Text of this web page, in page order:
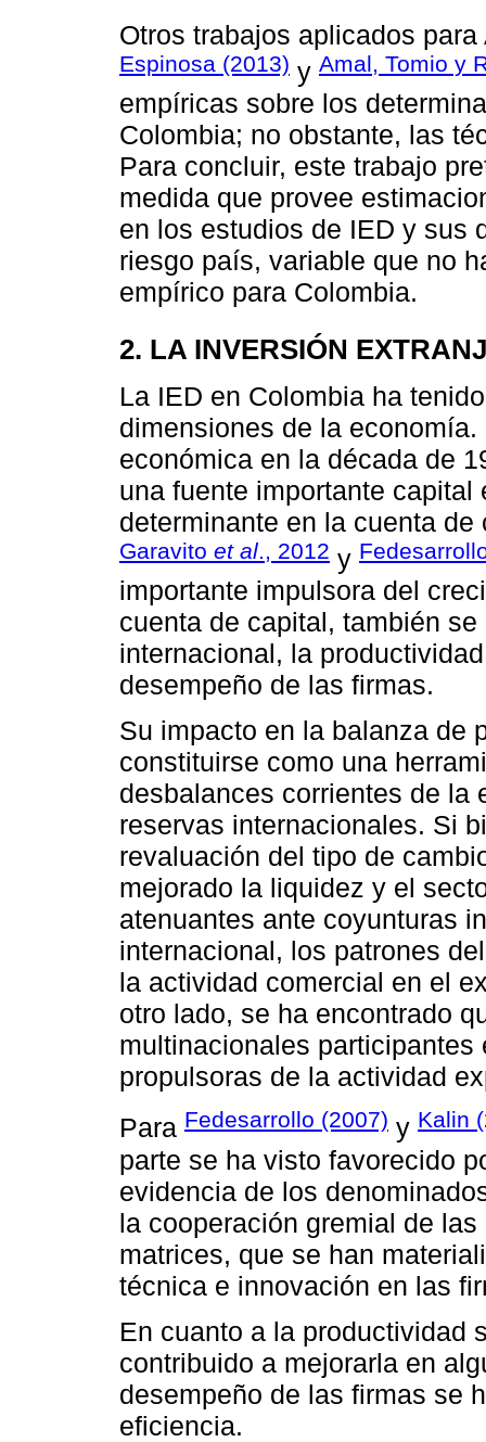
Otros trabajos aplicados
Espinosa (2013) y Amal, Tomio y
empíricas sobre los
Colombia; no obstante, las
Para concluir, este trabajo
medida que provee
en los estudios de IED y sus
riesgo país, variable que no
empírico para Colombia.
2. LA INVERSIÓN
La IED en Colombia ha
dimensiones de la
económica en la década de
una fuente importante
determinante en la cuenta
Garavito et al ., 2012 y
importante impulsora del
cuenta de capital, también
internacional, la
desempeño de las firmas.
Su impacto en la balanza de
constituirse como una
desbalances corrientes de la
reservas internacionales. Si
revaluación del tipo de
mejorado la liquidez y el
atenuantes ante coyunturas
internacional, los patrones
la actividad comercial en el
otro lado, se ha encontrado
multinacionales
propulsoras de la actividad
Para Fedesarrollo (2007) y Kalin
parte se ha visto favorecido
evidencia de los
la cooperación gremial de
matrices, que se han
técnica e innovación en las
En cuanto a la productividad
contribuido a mejorarla en
desempeño de las firmas se
eficiencia.